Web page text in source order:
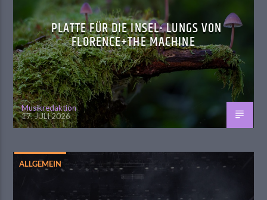
PLATTE FÜR DIE INSEL- LUNGS VON
FLORENCE+THE MACHINE
Musikredaktion
17. JULI 2026
ALLGEMEIN